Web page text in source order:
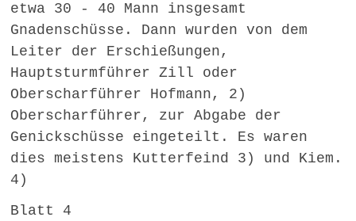
etwa 30 - 40 Mann insgesamt
Gnadenschüsse. Dann wurden von dem
Leiter der Erschießungen,
Hauptsturmführer Zill oder
Oberscharführer Hofmann, 2)
Oberscharführer, zur Abgabe der
Genickschüsse eingeteilt. Es waren
dies meistens Kutterfeind 3) und Kiem.
4)
Blatt 4